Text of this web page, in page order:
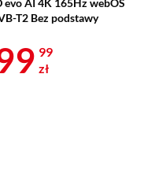
T2 Bez podstawy
9
99
zł